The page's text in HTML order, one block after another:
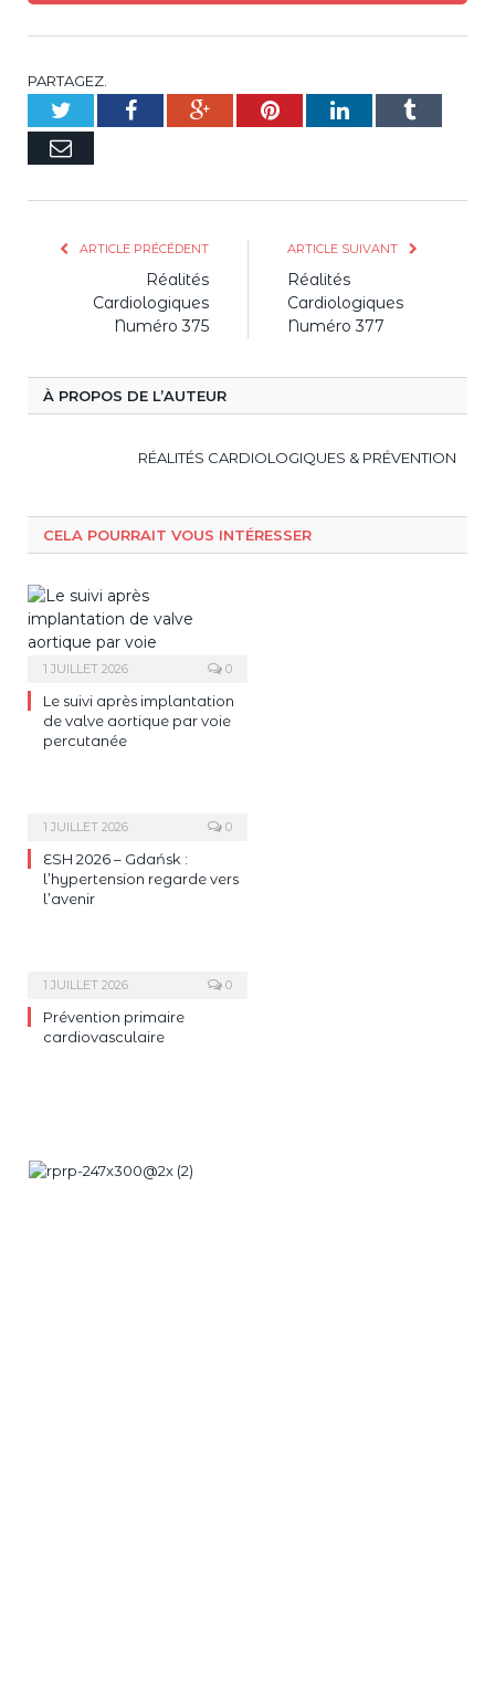
PARTAGEZ.
TwitterFacebookGoogle+PinterestLinkedInTumblr
E-
ARTICLE PRÉCÉDENT
Réalités
Cardiologiques
Numéro 375
ARTICLE SUIVANT
Réalités
Cardiologiques
Numéro 377
À PROPOS DE L’AUTEUR
RÉALITÉS CARDIOLOGIQUES & PRÉVENTION
CELA POURRAIT VOUS INTÉRESSER
1 JUILLET 2026 0
Le suivi après implantation
de valve aortique par voie
percutanée
1 JUILLET 2026 0
ESH 2026 – Gdańsk :
l’hypertension regarde vers
l’avenir
1 JUILLET 2026 0
Prévention primaire
cardiovasculaire